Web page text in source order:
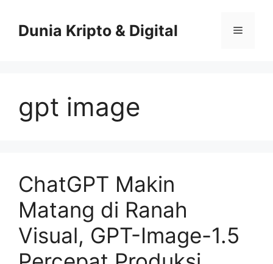
contentDunia Kripto & Digital Menu
gpt image
ChatGPT Makin
Matang di Ranah
Visual, GPT-Image-1.5